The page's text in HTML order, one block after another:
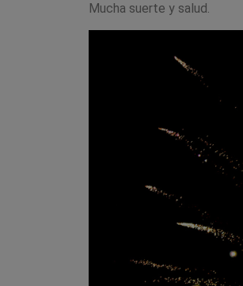
Mucha suerte y salud.